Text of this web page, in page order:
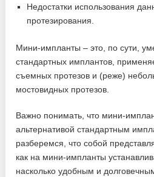
Недостатки использования
протезирования.
Мини-импланты – это, по сути,
стандартных имплантов,
съемных протезов и (реже)
мостовидных протезов.
Важно понимать, что мини-
альтернативой стандартным
разберемся, что собой
как на мини-импланты
насколько удобным и